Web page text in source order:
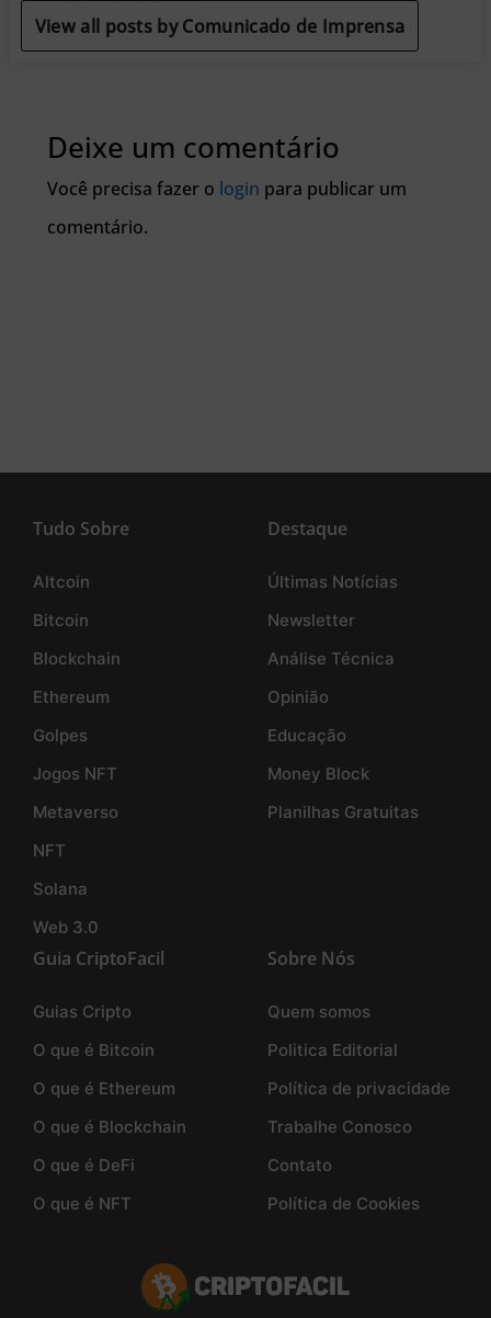
View all posts by Comunicado de Imprensa
Deixe um comentário
Você precisa fazer o login para publicar um
comentário.
Tudo Sobre
Altcoin
Bitcoin
Blockchain
Ethereum
Golpes
Jogos NFT
Metaverso
NFT
Solana
Web 3.0
Destaque
Últimas Notícias
Newsletter
Análise Técnica
Opinião
Educação
Money Block
Planilhas Gratuitas
Guia CriptoFacil
Guias Cripto
O que é Bitcoin
O que é Ethereum
O que é Blockchain
O que é DeFi
O que é NFT
Sobre Nós
Quem somos
Politica Editorial
Política de privacidade
Trabalhe Conosco
Contato
Política de Cookies